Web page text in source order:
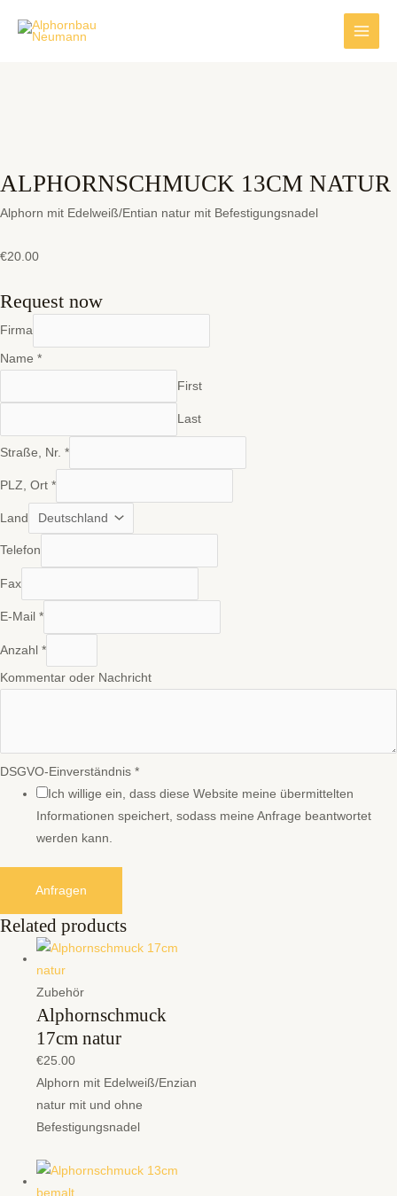
Main
ALPHORNSCHMUCK 13CM NATUR
Alphorn mit Edelweiß/Entian natur mit Befestigungsnadel
€20.00
Request now
Firma
Name *
First
Last
Straße, Nr. *
PLZ, Ort *
Land
Telefon
Fax
E-Mail *
Anzahl *
Kommentar oder Nachricht
DSGVO-Einverständnis *
Ich willige ein, dass diese Website meine übermittelten
Informationen speichert, sodass meine Anfrage beantwortet
werden kann.
Anfragen
Related products
Zubehör
Alphornschmuck
17cm natur
€25.00
Alphorn mit Edelweiß/Enzian
natur mit und ohne
Befestigungsnadel